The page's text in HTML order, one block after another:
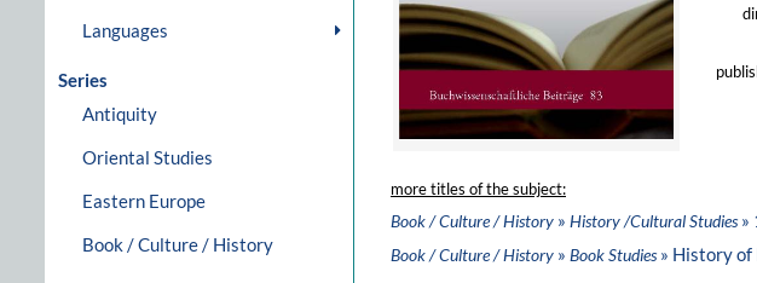
Languages
Series
Antiquity
Oriental Studies
Eastern Europe
Book / Culture / History
more titles of the subject:
Book / Culture / History » History /Cultural Studies»
Book / Culture / History » Book Studies» History of